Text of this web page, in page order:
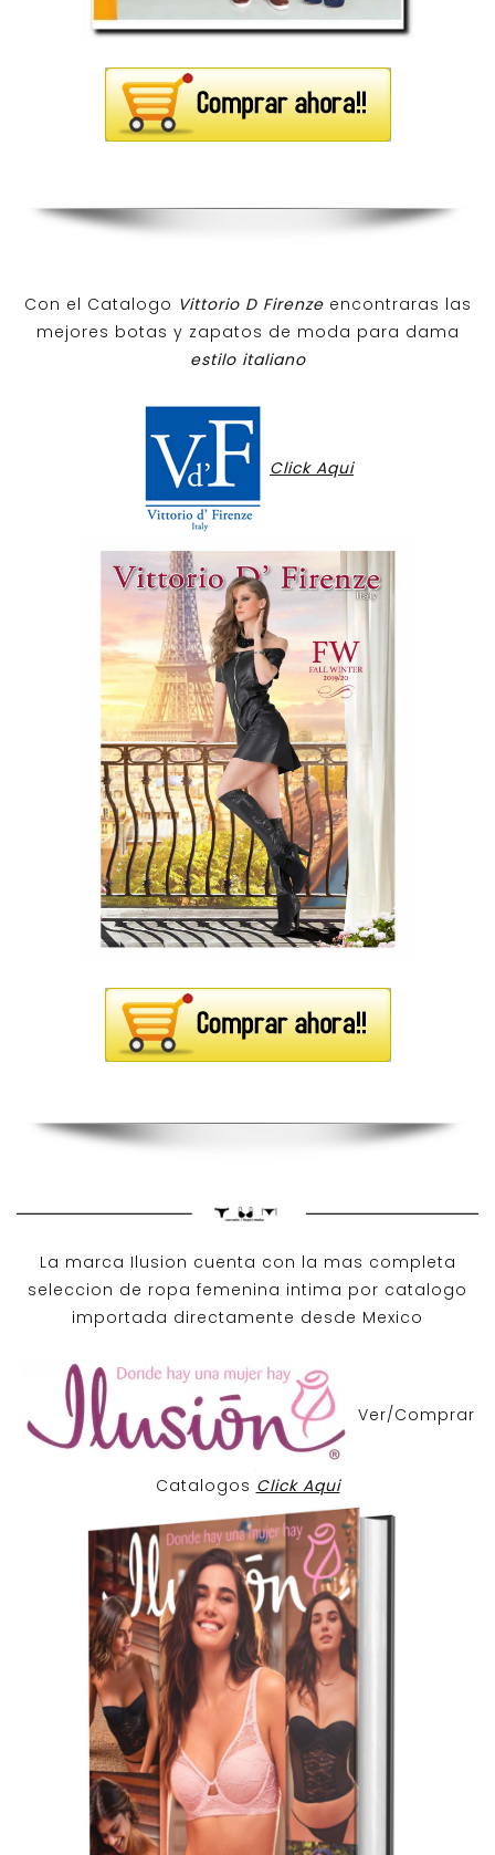
Con el Catalogo Vittorio D Firenzeencontraras las
mejores botas y zapatos de moda para dama
estilo italiano
Click Aqui
La marca Ilusion cuenta con la mas completa
seleccion de ropa femenina intima por catalogo
importada directamente desde Mexico
Ver/Comprar
Catalogos Click Aqui